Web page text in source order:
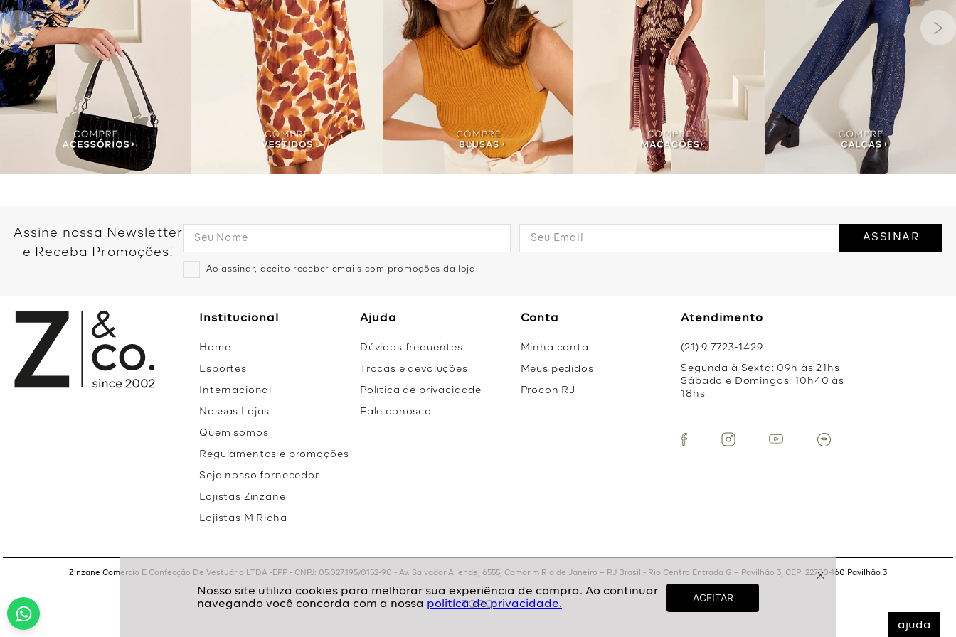
ajuda
politíca de privacidade.
Assine nossa Newsletter
e Receba Promoções!
Ao assinar, aceito receber emails com promoções da loja
ASSINAR
Institucional
Home
Esportes
Internacional
Nossas Lojas
Quem somos
Regulamentos e promoções
Seja nosso fornecedor
Lojistas Zinzane
Lojistas M Richa
Ajuda
Dúvidas frequentes
Trocas e devoluções
Política de privacidade
Fale conosco
Conta
Minha conta
Meus pedidos
Procon RJ
Atendimento
(21) 9 7723-1429
Segunda à Sexta: 09h às 21hs
Sábado e Domingos: 10h40 às
18hs
Zinzane Comercio E Confecção De Vestuário LTDA -EPP - CNPJ: 05.027.195/0152-90 - Av. Salvador Allende, 6555, Camorim Rio de Janeiro – RJ Brasil - Rio Centro Entrada G – Pavilhão 3, CEP: 22780-160 Pavilhão 3
TOPO